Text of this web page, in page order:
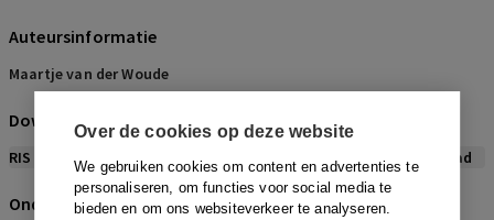
Over de cookies op deze website
We gebruiken cookies om content en advertenties te
personaliseren, om functies voor social media te
bieden en om ons websiteverkeer te analyseren.
Auteursinformatie
Maartje van der Woude
Download citeerwijze bij dit artikel
RIS BibTex APA Vancouver Leidraad
Onderwerpen